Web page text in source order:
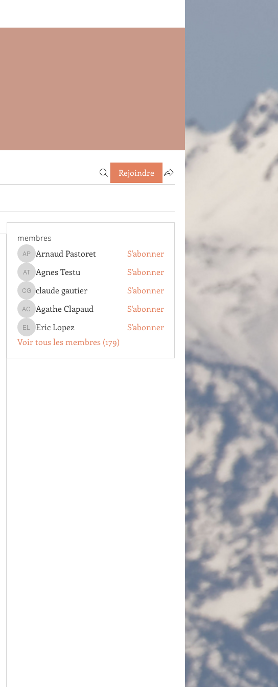
Rejoindre
membres
Arnaud Pastoret
Arnaud Pastoret S'abonner
Agnes Testu
Agnes Testu S'abonner
claude gautier
claude gautier S'abonner
Agathe Clapaud
Agathe Clapaud S'abonner
Eric Lopez
Eric Lopez
S'abonner
Voir tous les membres (179)